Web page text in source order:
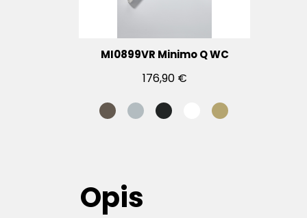
MI0899VR Minimo Q WC
176,90 €
Opis